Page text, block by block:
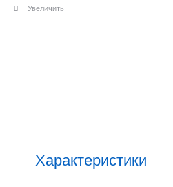
Увеличить
Характеристики